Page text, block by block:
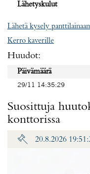
Lähetyskulut
Lähetä kysely
Kerro kaverille
Huudot:
Päivämäärä
29/11 14:35:29
Suosittuja
konttorissa
20.8.2026